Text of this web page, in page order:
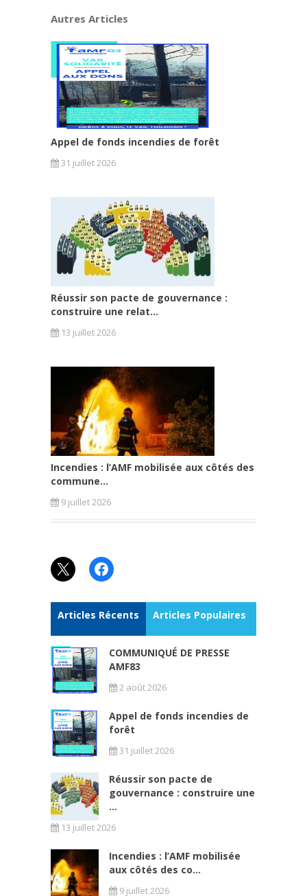
Autres Articles
Appel de fonds incendies de forêt
31 juillet 2026
Réussir son pacte de gouvernance :
construire une relat...
13 juillet 2026
Incendies : l’AMF mobilisée aux côtés des
commune...
9 juillet 2026
X Facebook
Articles Récents Articles Populaires
COMMUNIQUÉ DE PRESSE
AMF83
2 août 2026
Appel de fonds incendies de
forêt
31 juillet 2026
Réussir son pacte de
gouvernance : construire une
...
13 juillet 2026
Incendies : l’AMF mobilisée
aux côtés des co...
9 juillet 2026